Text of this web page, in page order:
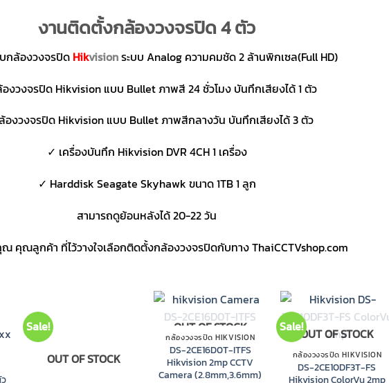
งานติดตั้งกล้องวงจรปิด 4 ตัว
กล้องวงจรปิด Hikvisionระบบ Analog ความคมชัด 2 ล้านพิกเซล(Full HD)
งวงจรปิด Hikvision แบบ Bullet ภาพสี 24 ชั่วโมง บันทึกเสียงได้ 1 ตัว
องวงจรปิด Hikvision แบบ Bullet ภาพสีกลางวัน บันทึกเสียงได้ 3 ตัว
✓ เครื่องบันทึก Hikvision DVR 4CH 1 เครื่อง
✓ Harddisk Seagate Skyhawk ขนาด 1TB 1 ลูก
สามารถดูย้อนหลังได้ 20-22 วัน
คุณลูกค้า ที่ไว้วางใจเลือกติดตั้งกล้องวงจรปิดกับทาง ThaiCCTVshop.com
Sale!
OUT OF STOCK
OUT OF STOCK
กล้องวงจรปิด HIKVISION
DS-2CE16D0T-ITFS
Hikvision 2mp CCTV
Camera (2.8mm,3.6mm)
Sale!OUT OF STOCK
กล้องวงจรปิด HIKVISION
DS-2CE10DF3T-FS
Hikvision ColorVu 2mp